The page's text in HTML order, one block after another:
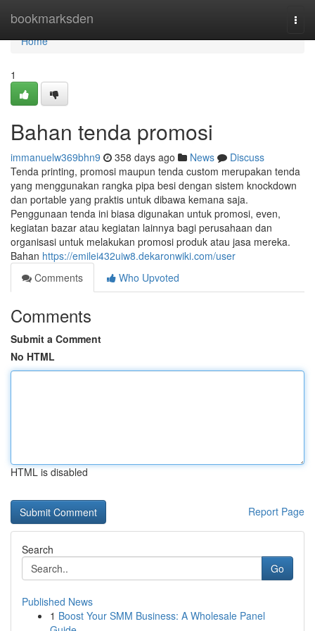
bookmarksden
Home
Home
1
Bahan tenda promosi
immanuelw369bhn9 358 days ago News
Discuss
Tenda printing, promosi maupun tenda custom merupakan tenda
yang menggunakan rangka pipa besi dengan sistem knockdown
dan portable yang praktis untuk dibawa kemana saja.
Penggunaan tenda ini biasa digunakan untuk promosi, even,
kegiatan bazar atau kegiatan lainnya bagi perusahaan dan
organisasi untuk melakukan promosi produk atau jasa mereka.
Bahan https://emilei432uiw8.dekaronwiki.com/user
Comments
Who Upvoted
Comments
Submit a Comment
No HTML
HTML is disabled
Report Page
Search
Go
Published News
1 Boost Your SMM Business: A Wholesale Panel